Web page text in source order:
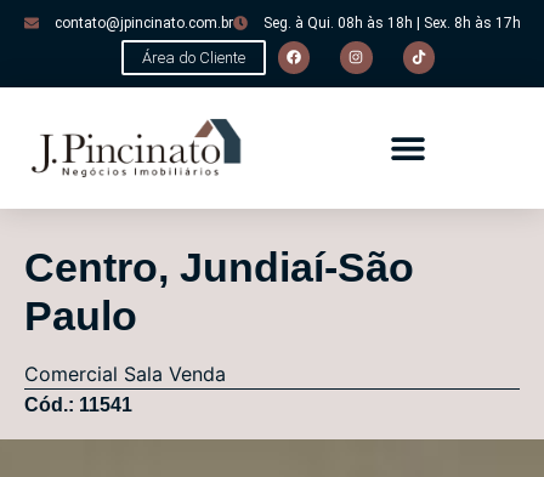
contato@jpincinato.com.br Seg. à Qui. 08h às 18h | Sex. 8h às 17h
Área do Cliente
Centro, Jundiaí-São
Paulo
Comercial Sala Venda
Cód.: 11541